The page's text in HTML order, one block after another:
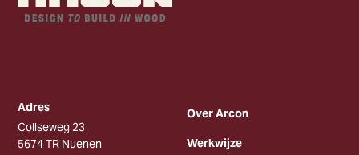
Adres
Collseweg 23
5674 TR Nuenen
Over Arcon
Werkwijze